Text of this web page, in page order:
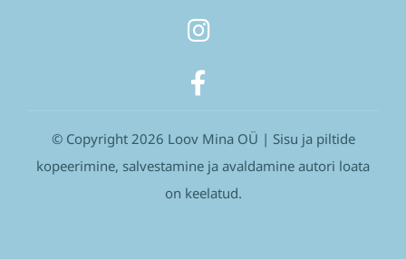
© Copyright 2026 Loov Mina OÜ | Sisu ja piltide
kopeerimine, salvestamine ja avaldamine autori loata
on keelatud.